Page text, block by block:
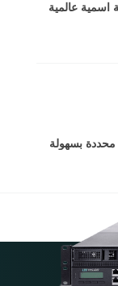
عالمية
محددة بسهولة